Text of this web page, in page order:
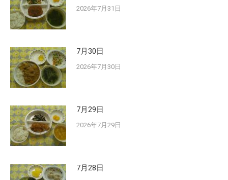
2026年7月31日
7月30日
2026年7月30日
7月29日
2026年7月29日
7月28日